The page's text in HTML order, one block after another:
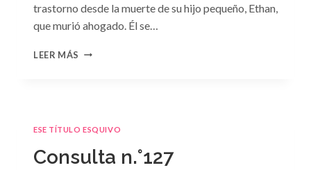
trastorno desde la muerte de su hijo pequeño, Ethan,
que murió ahogado. Él se…
LEER MÁS CONSULTA
JANET
DAILEY
ESE TÍTULO ESQUIVO
Consulta n.°127